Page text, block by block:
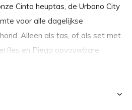
Cinta heuptas, de Urbano City
voor alle dagelijkse
Alleen als tas, of als set met
en Piega opvouwbare
City Bag maakt elk
over een wasbaar snoepvak